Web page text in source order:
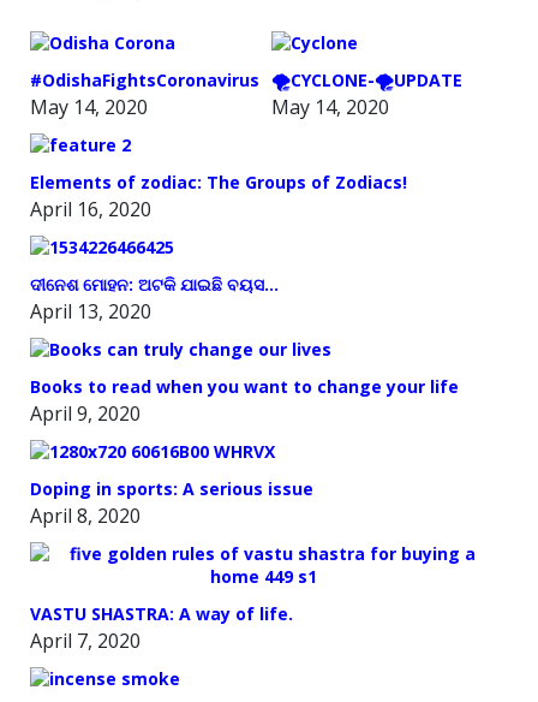
#OdishaFightsCoronavirus
May 14, 2020
🌪️CYCLONE-🌪️UPDATE
May 14, 2020
Elements of zodiac: The Groups of Zodiacs!
April 16, 2020
ଦୀନେଶ ମୋହନ: ଅଟକି ଯାଇଛି ବୟସ…
April 13, 2020
Books to read when you want to change your life
April 9, 2020
Doping in sports: A serious issue
April 8, 2020
VASTU SHASTRA: A way of life.
April 7, 2020